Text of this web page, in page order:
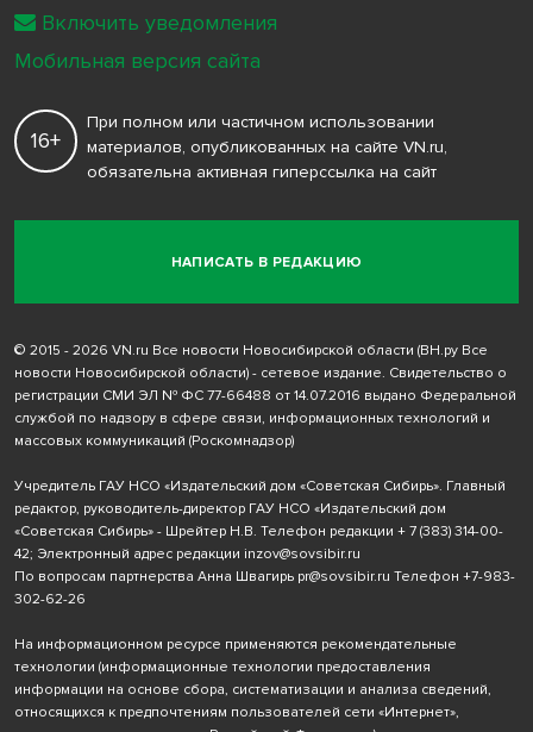
НАПИСАТЬ В РЕДАКЦИЮ
16+
При полном или частичном использовании
материалов, опубликованных на сайте VN.ru,
обязательна активная гиперссылка на сайт
© 2015 - 2026 VN.ru Все новости Новосибирской области (ВН.ру Все
новости Новосибирской области) - сетевое издание. Свидетельство о
регистрации СМИ ЭЛ № ФС 77-66488 от 14.07.2016 выдано Федеральной
службой по надзору в сфере связи, информационных технологий и
массовых коммуникаций (Роскомнадзор)
Учредитель ГАУ НСО «Издательский дом «Советская Сибирь». Главный
редактор, руководитель-директор ГАУ НСО «Издательский дом
«Советская Сибирь» - Шрейтер Н.В. Телефон редакции + 7 (383) 314-00-
42; Электронный адрес редакции inzov@sovsibir.ru
По вопросам партнерства Анна Швагирь pr@sovsibir.ru Телефон +7-983-
302-62-26
На информационном ресурсе применяются рекомендательные
технологии (информационные технологии предоставления
информации на основе сбора, систематизации и анализа сведений,
относящихся к предпочтениям пользователей сети «Интернет»,
Включить уведомления
Мобильная версия сайта